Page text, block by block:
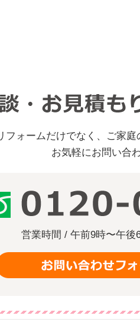
フォームだけでなく、ご家
お気軽にお問い合
営業時間 / 午前9時〜午後